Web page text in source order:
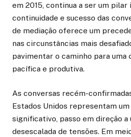
em 2015, continua a ser um
continuidade e sucesso das
de mediação oferece um
nas circunstâncias mais
pavimentar o caminho para uma
pacífica e produtiva.
As conversas recém-
Estados Unidos representam
significativo, passo em direção a
desescalada de tensões. Em